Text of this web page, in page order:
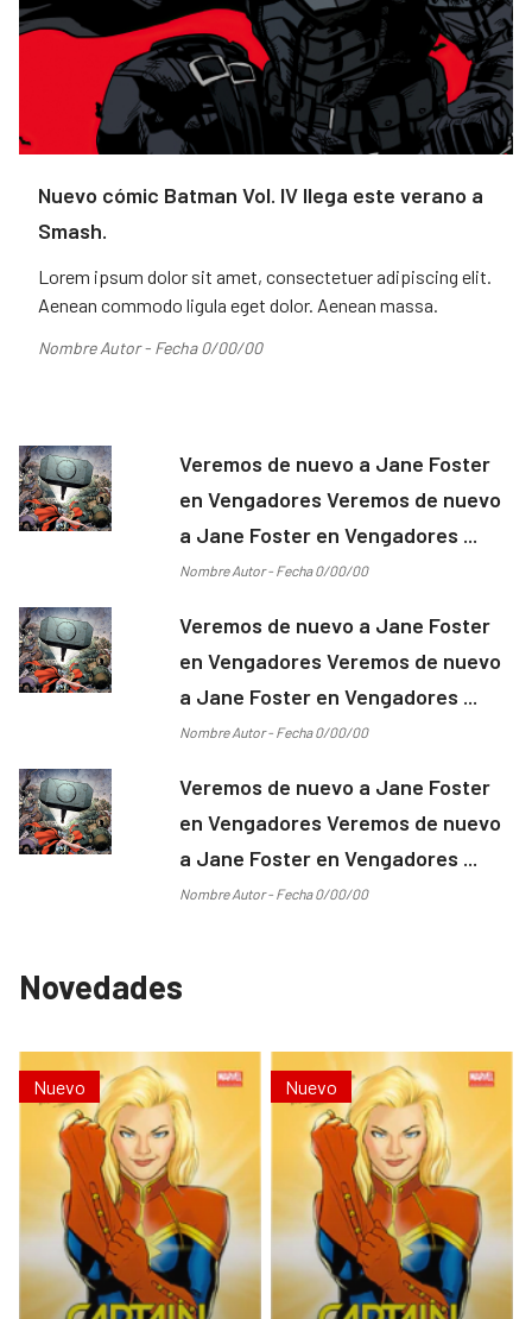
Nuevo cómic Batman Vol. IV llega este verano a
Smash.
Lorem ipsum dolor sit amet, consectetuer adipiscing elit.
Aenean commodo ligula eget dolor. Aenean massa.
Nombre Autor - Fecha 0/00/00
Veremos de nuevo a Jane Foster
en Vengadores Veremos de nuevo
a Jane Foster en Vengadores ...
Nombre Autor - Fecha 0/00/00
Veremos de nuevo a Jane Foster
en Vengadores Veremos de nuevo
a Jane Foster en Vengadores ...
Nombre Autor - Fecha 0/00/00
Veremos de nuevo a Jane Foster
en Vengadores Veremos de nuevo
a Jane Foster en Vengadores ...
Nombre Autor - Fecha 0/00/00
Novedades
Nuevo Nuevo